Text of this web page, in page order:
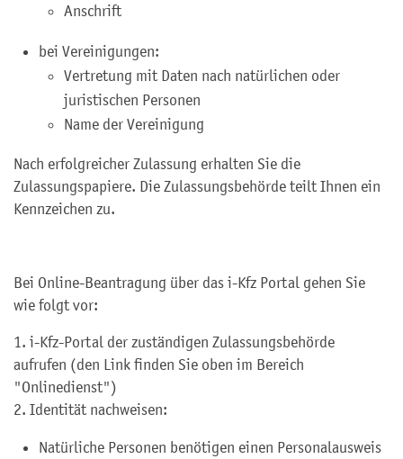
Anschrift
bei Vereinigungen:
Vertretung mit Daten nach natürlichen oder
juristischen Personen
Name der Vereinigung
Nach erfolgreicher Zulassung erhalten Sie die
Zulassungspapiere. Die Zulassungsbehörde teilt Ihnen ein
Kennzeichen zu.
Bei Online-Beantragung über das i-Kfz Portal gehen Sie
wie folgt vor:
1. i-Kfz-Portal der zuständigen Zulassungsbehörde
aufrufen (den Link finden Sie oben im Bereich
"Onlinedienst")
2. Identität nachweisen:
Natürliche Personen benötigen einen Personalausweis